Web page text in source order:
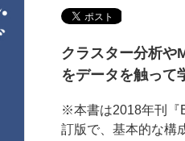
クラスター分析や
をデータを触って
※本書は2018年刊『
訂版で、基本的な構